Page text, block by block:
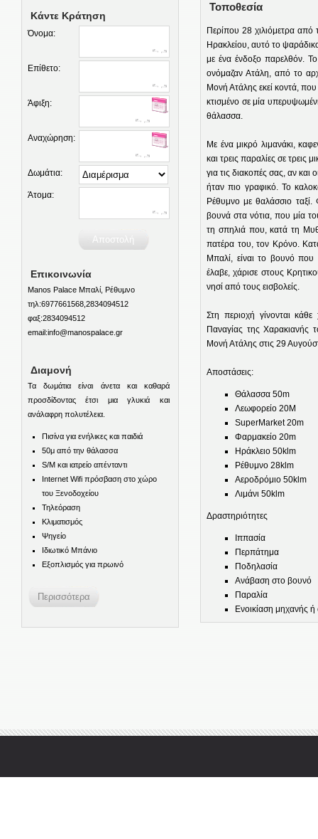
Κάντε Κράτηση
Όνομα:
Επίθετο:
Άφιξη:
Αναχώρηση:
Δωμάτια:
Άτομα:
Επικοινωνία
Manos Palace Μπαλί, Ρέθυμνο
τηλ:6977661568,2834094512
φαξ:2834094512
email:info@manospalace.gr
Διαμονή
Τα δωμάτια είναι άνετα και καθαρά
προσδίδοντας έτσι μια γλυκιά και
ανάλαφρη πολυτέλεια.
Πισίνα για ενήλικες και παιδιά
50μ από την θάλασσα
S/M και ιατρείο απένταντι
Internet Wifi πρόσβαση στο χώρο
του Ξενοδοχείου
Τηλεόραση
Κλιματισμός
Ψηγείο
Ιδιωτικό Μπάνιο
Εξοπλισμός για πρωινό
Τοποθεσία
Περίπου 28 χιλιόμετρα
Ηρακλείου, αυτό το
με ένα ένδοξο παρελθόν.
ονόμαζαν Ατάλη, από το
Μονή Ατάλης εκεί κοντά, που
κτισμένο σε μία
θάλασσα.
Με ένα μικρό λιμανάκι,
και τρεις παραλίες σε
για τις διακοπές σας, αν και
ήταν πιο γραφικό. Το
Ρέθυμνο με θαλάσσιο
βουνά στα νότια, που μία
τη σπηλιά που, κατά τη
πατέρα του, τον Κρόνο.
Μπαλί, είναι το βουνό
έλαβε, χάρισε στους
νησί από τους εισβολείς.
Στη περιοχή γίνονται
Παναγίας της Χαρακιανής
Μονή Ατάλης στις 29
Αποστάσεις:
Θάλασσα 50m
Λεωφορείο 20M
SuperMarket 20m
Φαρμακείο 20m
Ηράκλειο 50klm
Ρέθυμνο 28klm
Αεροδρόμιο 50klm
Λιμάνι 50klm
Δραστηριότητες
Ιππασία
Περπάτημα
Ποδηλασία
Ανάβαση στο βουνό
Παραλία
Ενοικίαση μηχανής ή